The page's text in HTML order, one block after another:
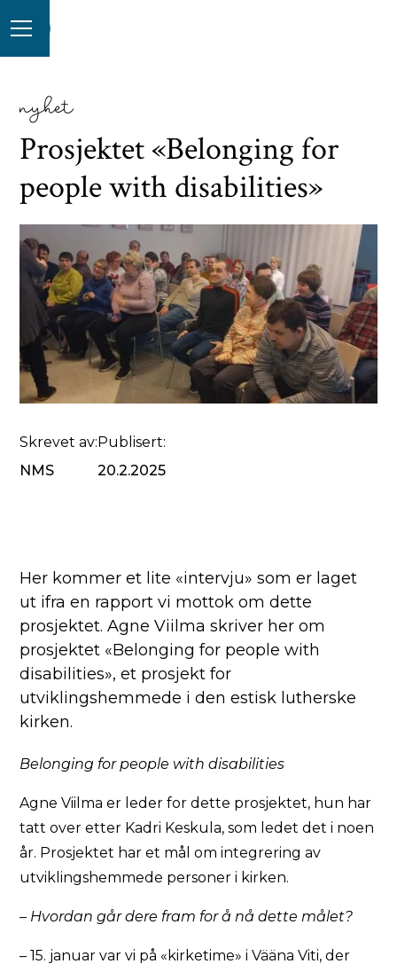
nyhet
Prosjektet «Belonging for
people with disabilities»
Skrevet av:
NMS
Publisert:
20.2.2025
Her kommer et lite «intervju» som er laget
ut ifra en rapport vi mottok om dette
prosjektet. Agne Viilma skriver her om
prosjektet «Belonging for people with
disabilities», et prosjekt for
utviklingshemmede i den estisk lutherske
kirken.
Belonging for people with disabilities
Agne Viilma er leder for dette prosjektet, hun har
tatt over etter Kadri Keskula, som ledet det i noen
år. Prosjektet har et mål om integrering av
utviklingshemmede personer i kirken.
– Hvordan går dere fram for å nå dette målet?
– 15. januar var vi på «kirketime» i Vääna Viti, der